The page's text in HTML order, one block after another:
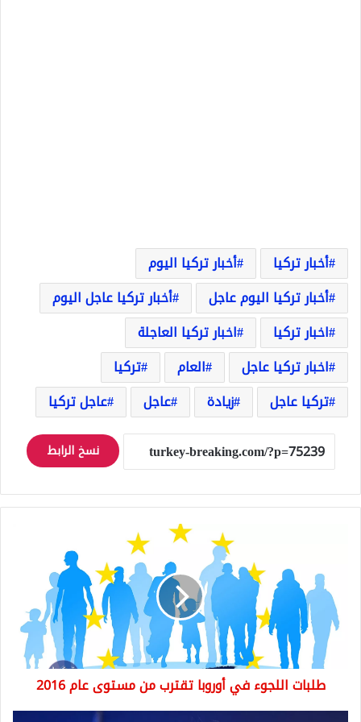
أخبار تركيا
أخبار تركيا اليوم
أخبار تركيا اليوم عاجل
أخبار تركيا عاجل اليوم
اخبار تركيا
اخبار تركيا العاجلة
اخبار تركيا عاجل
العام
تركيا
تركيا عاجل
زيادة عاجل عاجل تركيا
نسخ الرابط
تقترب
من
مستوى
طلبات اللجوء في أوروبا تقترب من مستوى عام 2016